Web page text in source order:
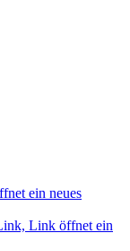
ein neues
Link öffnet ein